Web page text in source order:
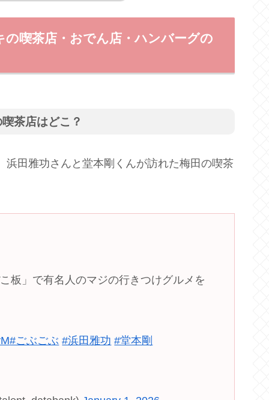
喫茶店・おでん店・ハンバーグの
茶店はどこ？
浜田雅功さんと堂本剛くんが訪れた梅田の喫茶
板」で有名人のマジの行きつけグルメを
#ごぶごぶ #浜田雅功 #堂本剛